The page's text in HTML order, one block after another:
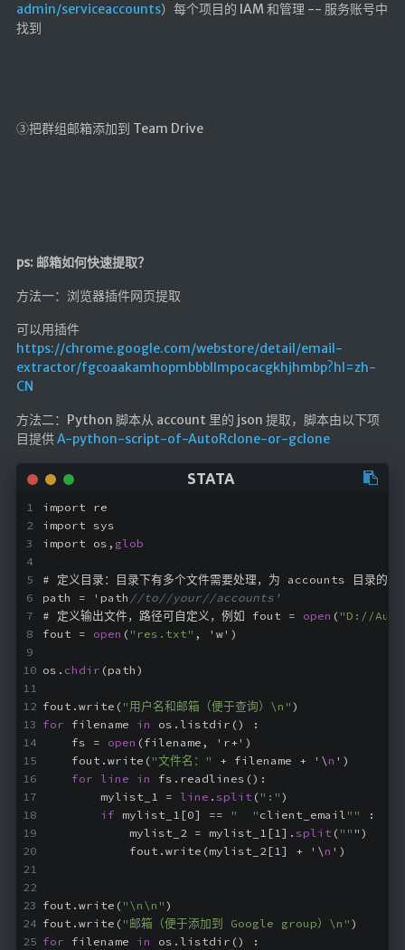
admin/serviceaccounts）每个项目的 IAM 和管理 -- 服务账号中
找到
③把群组邮箱添加到 Team Drive
ps: 邮箱如何快速提取？
方法一：浏览器插件网页提取
可以用插件
https://chrome.google.com/webstore/detail/email-
extractor/fgcoaakamhopmbbbllmpocacgkhjhmbp?hl=zh-
CN
方法二：Python 脚本从 account 里的 json 提取，脚本由以下项
目提供A-python-script-of-AutoRclone-or-gclone
import re
import sys
import os, glob
# 定义目录：目录下有多个文件需要处理，为 accounts 目录的
path = 'path //to//your//accounts'
# 定义输出文件，路径可自定义，例如 fout = open ("D://
fout = open ("res.txt" , 'w')
os. chdir (path)
fout.write("用户名和邮箱（便于查询）\n")
for filename in
os.listdir() :
fs = open (filename, 'r+')
fout.write("文件名：" + filename + '\n ')
for line in
fs.readlines():
mylist_1 = line . split (":")
if mylist_1[0] == "  "client_email ""
:
mylist_2 = mylist_1[1]. split ("" ")
fout.write(mylist_2[1] + '\n ')
fout.write("\n\n")
fout.write("邮箱（便于添加到 Google group）\n")
for filename in
os.listdir() :
文章
隐私政策